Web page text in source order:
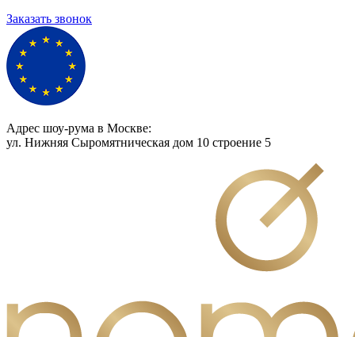
Заказать звонок
Адрес шоу-рума в Москве:
ул. Нижняя Сыромятническая дом 10 cтроение 5